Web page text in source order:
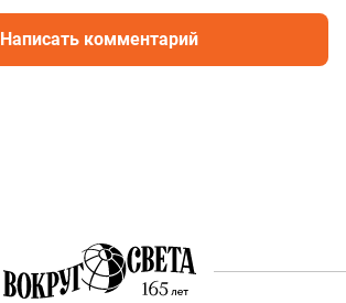
Написать комментарий